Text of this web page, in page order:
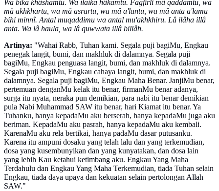
Wa bika khâshamtu. Wa ilaika hâkamtu. Fagfirlî mâ qaddamtu, wa
mâ akhkhartu, wa mâ asrartu, wa mâ a'lantu, wa mâ anta a'lamu
bihi minnî. Antal muqaddimu wa antal mu'akhkhiru. Lâ ilâha illâ
anta. Wa lâ haula, wa lâ quwwata illâ billâh.
Artinya: "Wahai Rabb, Tuhan kami. Segala puji bagiMu, Engkau
penegak langit, bumi, dan makhluk di dalamnya. Segala puji
bagiMu, Engkau penguasa langit, bumi, dan makhluk di dalamnya.
Segala puji bagiMu, Engkau cahaya langit, bumi, dan makhluk di
dalamnya. Segala puji bagiMu, Engkau Maha Benar. JanjiMu benar,
pertemuan denganMu kelak itu benar, firmanMu benar adanya,
surga itu nyata, neraka pun demikian, para nabi itu benar demikian
pula Nabi Muhammad SAW itu benar, hari Kiamat itu benar. Ya
Tuhanku, hanya kepadaMu aku berserah, hanya kepadaMu juga aku
beriman. KepadaMu aku pasrah, hanya kepadaMu aku kembali.
KarenaMu aku rela bertikai, hanya padaMu dasar putusanku.
Karena itu ampuni dosaku yang telah lalu dan yang terkemudian,
dosa yang kusembunyikan dan yang kunyatakan, dan dosa lain
yang lebih Kau ketahui ketimbang aku. Engkau Yang Maha
Terdahulu dan Engkau Yang Maha Terkemudian, tiada Tuhan selain
Engkau, tiada daya upaya dan kekuatan selain pertolongan Allah
SAW."